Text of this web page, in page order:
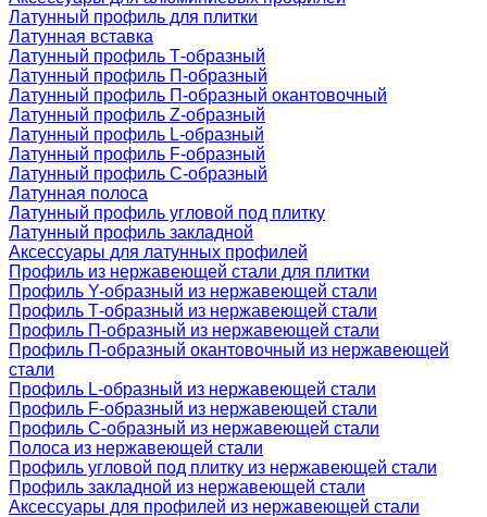
Латунный профиль для плитки
Латунная вставка
Латунный профиль Т-образный
Латунный профиль П-образный
Латунный профиль П-образный окантовочный
Латунный профиль Z-образный
Латунный профиль L-образный
Латунный профиль F-образный
Латунный профиль C-образный
Латунная полоса
Латунный профиль угловой под плитку
Латунный профиль закладной
Аксессуары для латунных профилей
Профиль из нержавеющей стали для плитки
Профиль Y-образный из нержавеющей стали
Профиль Т-образный из нержавеющей стали
Профиль П-образный из нержавеющей стали
Профиль П-образный окантовочный из нержавеющей
стали
Профиль L-образный из нержавеющей стали
Профиль F-образный из нержавеющей стали
Профиль C-образный из нержавеющей стали
Полоса из нержавеющей стали
Профиль угловой под плитку из нержавеющей стали
Профиль закладной из нержавеющей стали
Аксессуары для профилей из нержавеющей стали